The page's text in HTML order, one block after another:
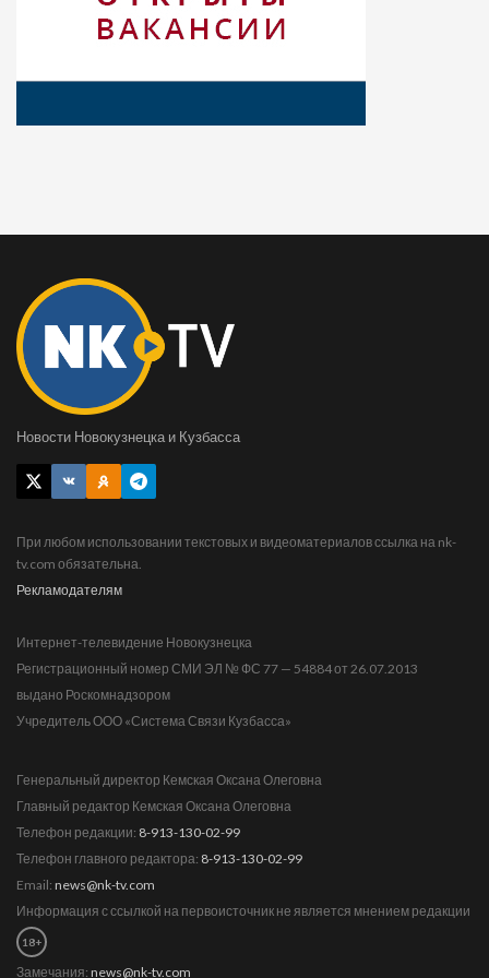
Новости Новокузнецка и Кузбасса
При любом использовании текстовых и видеоматериалов ссылка на nk-
tv.com обязательна.
Рекламодателям
Интернет-телевидение Новокузнецка
Регистрационный номер СМИ ЭЛ № ФС 77 — 54884 от 26.07.2013
выдано Роскомнадзором
Учредитель ООО «Система Связи Кузбасса»
Генеральный директор Кемская Оксана Олеговна
Главный редактор Кемская Оксана Олеговна
Телефон редакции: 8-913-130-02-99
Телефон главного редактора: 8-913-130-02-99
Email: news@nk-tv.com
Информация с ссылкой на первоисточник не является мнением редакции
18+
Замечания: news@nk-tv.com